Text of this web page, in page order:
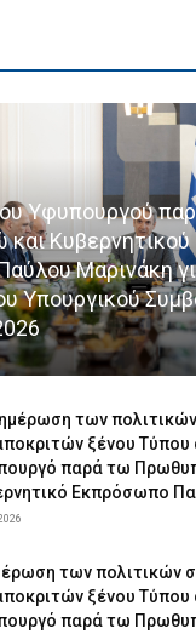
Υφυπουργού
Κυβερνητικού
Μαρινάκη
Υπουργικού
των
ξένου Τύπου
παρά τω
Εκπρόσωπο
των πολιτικών
ξένου Τύπου
παρά τω